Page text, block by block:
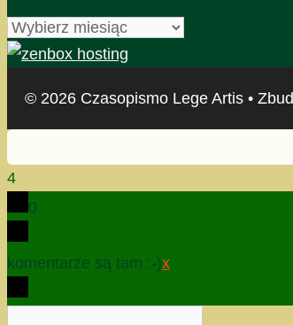
archiwum
© 2026 Czasopismo Lege Artis •
4
0
komentarze są tam :-)x